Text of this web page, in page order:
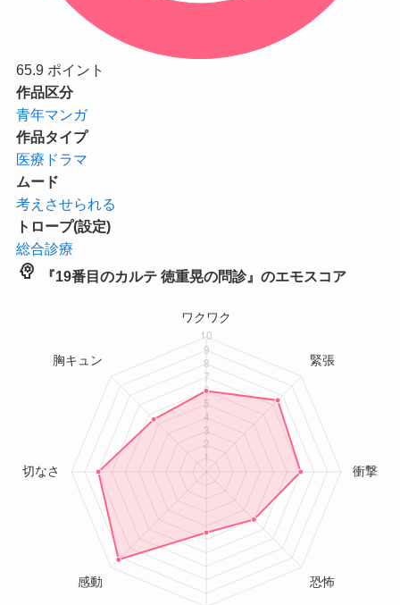
65.9 ポイント
作品区分
青年マンガ
作品タイプ
医療ドラマ
ムード
考えさせられる
トロープ(設定)
総合診療
psychology 『19番目のカルテ 徳重晃の問診』のエモスコア